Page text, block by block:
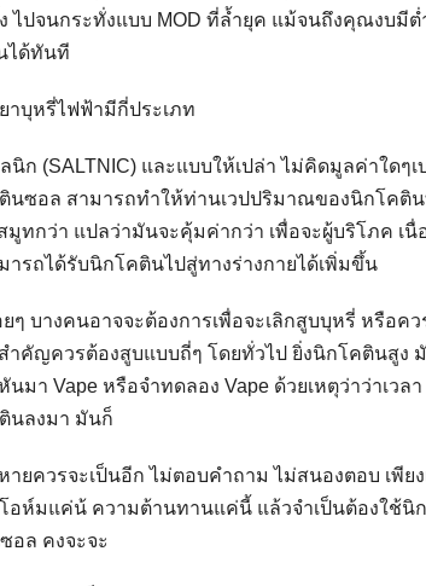
ไปจนกระทั่งแบบ MOD ที่ล้ำยุค แม้จนถึงคุณงบมี
ได้ทันที
าบุหรี่ไฟฟ้ามีกี่ประเภท
นิก (SALTNIC) และแบบให้เปล่า ไม่คิดมูลค่าใด
นซอล สามารถทำให้ท่านเวปปริมาณของนิกโคติ
มูทกว่า แปลว่ามันจะคุ้มค่ากว่า เพื่อจะผู้บริโภค เ
ารถได้รับนิกโคตินไปสู่ทางร่างกายได้เพิ่มขึ้น
ยๆ บางคนอาจจะต้องการเพื่อจะเลิกสูบบุหรี่ หรือ
ำคัญควรต้องสูบแบบถี่ๆ โดยทั่วไป ยิ่งนิกโคตินสูง
นมา Vape หรือจำทดลอง Vape ด้วยเหตุว่าว่าเว
นลงมา มันก็
ายควรจะเป็นอีก ไม่ตอบคำถาม ไม่สนองตอบ เพีย
อห์มแค่น้ ความต้านทานแค่นี้ แล้วจำเป็นต้องใช้นิ
อล คงจะจะ